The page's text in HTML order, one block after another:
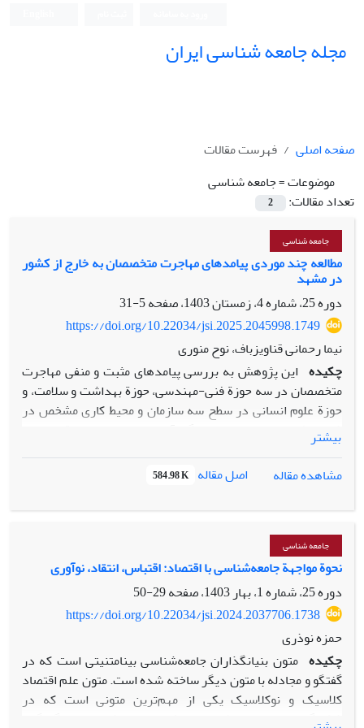
مجله جامعه شناسی ایران
صفحه اصلی
فهرست مقالات
موضوعات =جامعه شناسی
تعداد مقالات:
2
جامعه شناسی
مطالعه چند موردی پیامدهای مهاجرت متخصصان به خارج از کشور
در مشهد
دوره 25، شماره 4، زمستان 1403، صفحه
5-31
https://doi.org/10.22034/jsi.2025.2045998.1749
نیما رحمانی قناویزباف، نوح منوری
چکیده این پژوهش به بررسی پیامدهای مثبت و منفی مهاجرت
متخصصان در سه حوزة فنی-مهندسی، حوزة بهداشت و سلامت، و
حوزة علوم انسانی در سطح سه سازمان و محیط کاری مشخص در
شهر مشهد
شیوةتحلیل داده‌ها تحلیل مضمون است. یافته‌ها نشان می‌دهد
مهاجرت متخصصان منجر به کاهش بهره‌وری و اثربخشی، افزایش
هزینه‌های جایگزینی نیرو، اختلال در انتقال دانش، کاهش رضایت
شغلی و افزایش تمایل به مهاجرت در میان نیروهای باقی‌مانده
سازمانی و شکل‌گیری روابط کاری ناپایدار از دیگر آثار فرهنگی و
نهادی این پدیده است. با این حال، در برخی موارد، سازمان‌ها با
بهبود نظام مستندسازی و انتقال دانش، سطحی از تاب‌آوری را
ایجاد کرده‌اند. نتایج این پژوهش ضرورت بازنگری در
سیاست‌گذاری‌های منابع انسانی و توسعه ظرفیت‌های
درون‌سازمانی برای مواجهه با پیامدهای مهاجرت را برجسته
می‌سازد.
بیشتر
مشاهده مقاله
اصل مقاله 584.98 K
جامعه شناسی
نحوة مواجهة جامعه‌شناسی با اقتصاد: اقتباس، انتقاد، نوآوری
دوره 25، شماره 1، بهار 1403، صفحه
29-50
https://doi.org/10.22034/jsi.2024.2037706.1738
حمزه نوذری
چکیده متون بنیانگذاران جامعه‌شناسی بینا‌متنیتی است که در
گفتگو و مجادله با متون دیگر ساخته شده است. متون علم اقتصاد
کلاسیک و نوکلاسیک یکی از مهم‌ترین متونی است که در
شکل‌گیری علم جامعه‌شناسی نقش مهمی داشته است. گفتگوی